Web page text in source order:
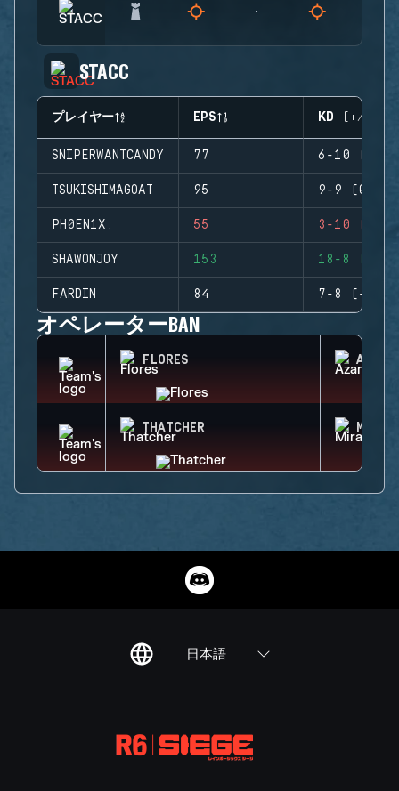
STACC
プレイヤー EPS KD (+/-)
SNIPERWANTCANDY 77 6-10 (-4)
TSUKISHIMAGOAT 95 9-9 (0)
PH0EN1X. 55 3-10 (-7)
SHAWONJOY 153 18-8 (+10)
FARDIN 84 7-8 (-1)
オペレーターBAN
FLORES AZAMI
THATCHER MIRA
日本語